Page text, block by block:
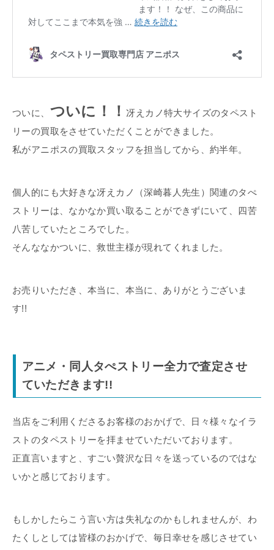
ついに、 ついに！！ 冴えカノ特大サイズのタペスト
リーの買取をさせていただくことができました。
私がアニポスの買取スタッフを担当してから、約半年。
個人的にも大好きな冴えカノ（深崎暮人先生）関連のタぺ
ストリーは、なかなか買い取ることができずにいて、四苦
八苦していたところでした。
そんななかついに、救世主様が現れてくれました。
お売りいただき、本当に、本当に、ありがとうございま
す!!
アニメ・同人タぺストリー全力で査定させ
ていただきます!!
当店をご利用くださるお客様のおかげで、日々様々なイラ
ストのタペストリーを拝ませていただいております。
正直言いますと、すごい贅沢な日々を送っているのではな
いかと感じております。
もしかしたらこう言い方は失礼なのかもしれませんが、わ
たくしとしては皆様のおかげで、毎日幸せを感じさせてい